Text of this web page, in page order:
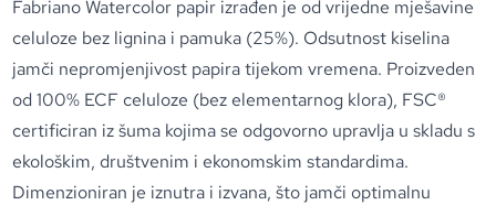
Fabriano Watercolor papir izrađen je od vrijedne mješavine
celuloze bez lignina i pamuka (25%). Odsutnost kiselina
jamči nepromjenjivost papira tijekom vremena. Proizveden
od 100% ECF celuloze (bez elementarnog klora), FSC®
certificiran iz šuma kojima se odgovorno upravlja u skladu s
ekološkim, društvenim i ekonomskim standardima.
Dimenzioniran je iznutra i izvana, što jamči optimalnu